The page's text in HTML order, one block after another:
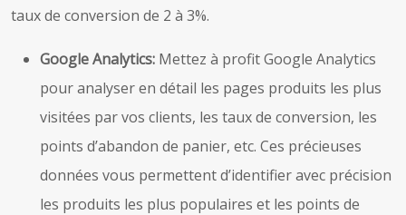
taux de conversion de 2 à 3%.
Google Analytics: Mettez à profit Google Analytics
pour analyser en détail les pages produits les plus
visitées par vos clients, les taux de conversion, les
points d’abandon de panier, etc. Ces précieuses
données vous permettent d’identifier avec précision
les produits les plus populaires et les points de